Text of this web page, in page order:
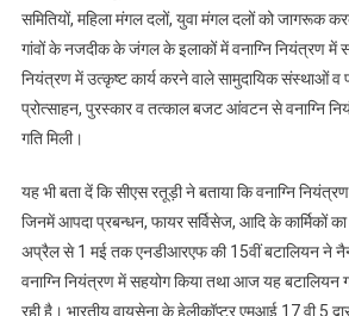
समितियों, महिला मंगल दलों, युवा मंगल दलों को जागरूक
गांवों के नजदीक के जंगल के इलाकों में वनाग्नि नियंत्रण में
नियंत्रण में उत्कृष्ट कार्य करने वाले सामुदायिक संस्थाओं व
प्रोत्साहन, पुरस्कार व तत्काल बजट आंवटन से वनाग्नि
गति मिली।
यह भी बता दें कि सीएस रतूड़ी ने बताया कि वनाग्नि
जिनमें आपदा प्रबन्धन, फायर सर्विसेज, आदि के कार्मिकों
अप्रैल से 1 मई तक एनडीआरएफ की 15वीं बटालियन ने
वनाग्नि नियंत्रण में सहयोग किया तथा आज यह बटालियन
रही है। भारतीय वायुसेना के हेलीकॉप्टर एमआई 17 वी 5